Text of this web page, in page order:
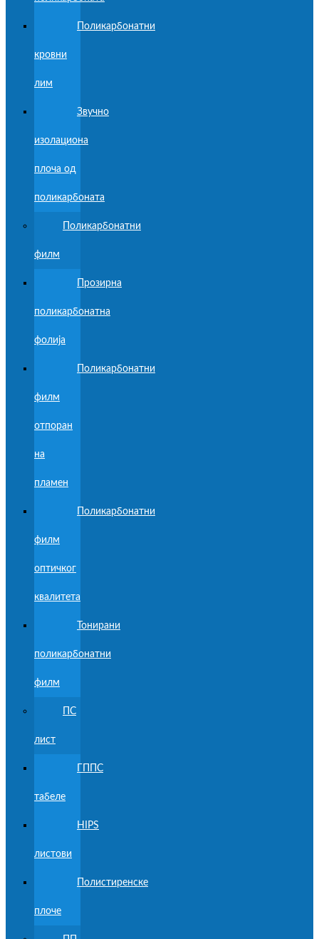
Поликарбонатни
кровни
лим
Звучно
изолациона
плоча од
поликарбоната
Поликарбонатни
филм
Прозирна
поликарбонатна
фолија
Поликарбонатни
филм
отпоран
на
пламен
Поликарбонатни
филм
оптичког
квалитета
Тонирани
поликарбонатни
филм
ПС
лист
ГППС
табеле
HIPS
листови
Полистиренске
плоче